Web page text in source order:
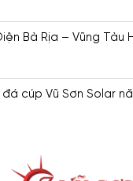
Bà Rịa – Vũng Tàu
cúp Vũ Sơn Solar